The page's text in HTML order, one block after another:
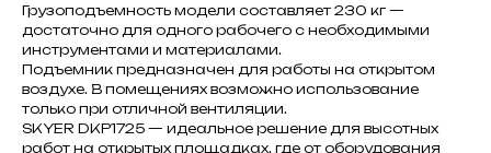
Грузоподъемность модели составляет 230 кг —
достаточно для одного рабочего с необходимыми
инструментами и материалами.
Подъемник предназначен для работы на открытом
воздухе. В помещениях возможно использование
только при отличной вентиляции.
SKYER DKP1725 — идеальное решение для высотных
работ на открытых площадках, где от оборудования